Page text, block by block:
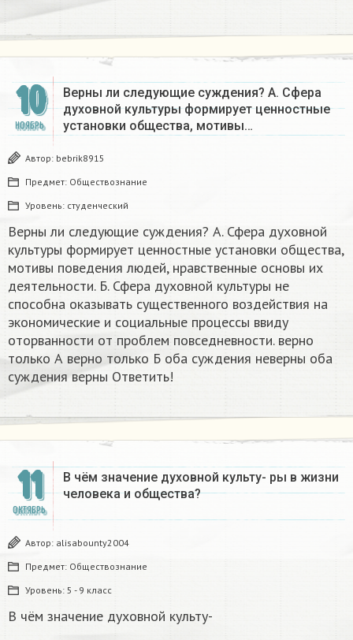
10
НОЯБРЬ
Верны ли следующие суждения? А. Сфера
духовной культуры формирует ценностные
установки общества, мотивы…
Автор: bebrik8915
Предмет: Обществознание
Уровень: студенческий
Верны ли следующие суждения? А. Сфера духовной
культуры формирует ценностные установки общества,
мотивы поведения людей, нравственные основы их
деятельности. Б. Сфера духовной культуры не
способна оказывать существенного воздействия на
экономические и социальные процессы ввиду
оторванности от проблем повседневности. верно
только А верно только Б оба суждения неверны оба
суждения верны Ответить!
11
ОКТЯБРЬ
В чём значение духовной культу- ры в жизни
человека и общества?
Автор: alisabounty2004
Предмет: Обществознание
Уровень: 5 - 9 класс
В чём значение духовной культу-